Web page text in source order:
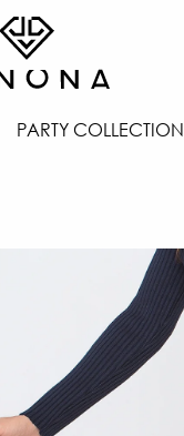
PARTY COLLECTION